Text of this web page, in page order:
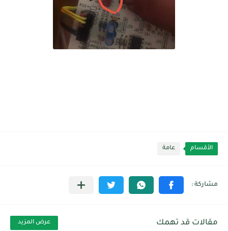
الأقسام عامة
مقالات قد تهمك عرض المزيد